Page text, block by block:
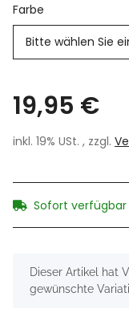
Farbe
Bitte wählen Sie
19,95 €
inkl. 19% USt. , zzgl.
Sofort verfügbar
xDieser Artikel hat
gewünschte